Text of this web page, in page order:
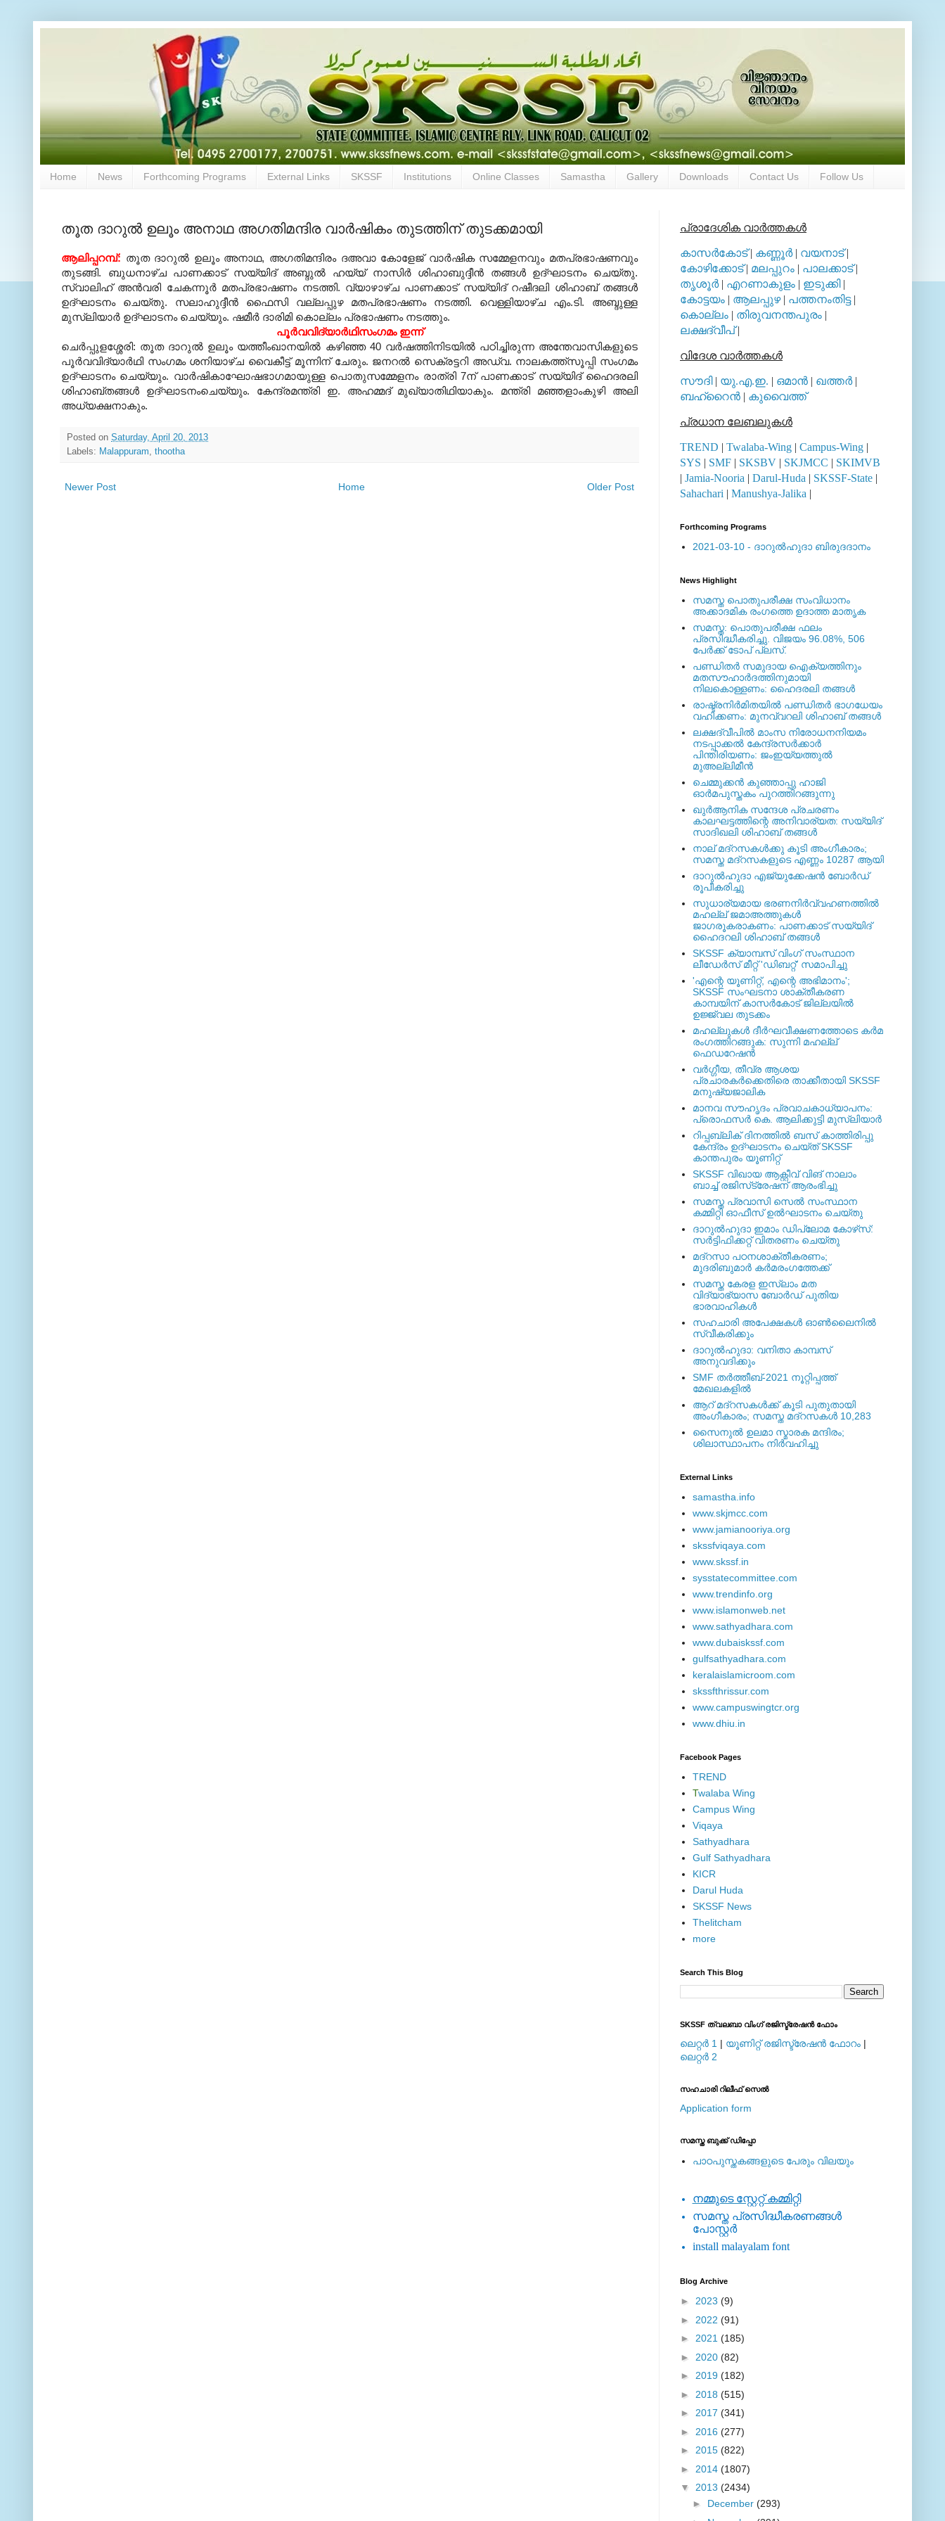
Home News Forthcoming Programs External Links SKSSF Institutions Online Classes Samastha Gallery Downloads Contact Us Follow Us
തൂത ദാറുല്‍ ഉലൂം അനാഥ അഗതിമന്ദിര വാര്‍ഷികം തുടത്തിന് തുടക്കമായി
ആലിപ്പറമ്പ്: തൂത ദാറുല്‍ ഉലൂം അനാഥ, അഗതിമന്ദിരം ദഅവാ കോളേജ് വാര്‍ഷിക സമ്മേളനവും മതപ്രഭാഷണവും
തുടങ്ങി. ബുധനാഴ്ച പാണക്കാട് സയ്യിദ് അബ്ദുല്‍ ഹയ്യ് നാസിര്‍ ശിഹാബുദ്ദീന്‍ തങ്ങള്‍ ഉദ്ഘാടനം ചെയ്തു.
സ്വാലിഹ് അന്‍വരി ചേകന്നൂര്‍ മതപ്രഭാഷണം നടത്തി. വ്യാഴാഴ്ച പാണക്കാട് സയ്യിദ് റഷീദലി ശിഹാബ് തങ്ങള്‍
ഉദ്ഘാടനം ചെയ്തു. സലാഹുദ്ദീന്‍ ഫൈസി വല്ലപ്പുഴ മതപ്രഭാഷണം നടത്തി. വെള്ളിയാഴ്ച എം.ടി. അബ്ദുള്ള
മുസ്‌ലിയാര്‍ ഉദ്ഘാടനം ചെയ്യും. ഷമീര്‍ ദാരിമി കൊല്ലം പ്രഭാഷണം നടത്തും.
പൂര്‍വവിദ്യാര്‍ഥിസംഗമം ഇന്ന്
ചെര്‍പ്പുളശ്ശേരി: തൂത ദാറുല്‍ ഉലൂം യത്തീംഖാനയില്‍ കഴിഞ്ഞ 40 വര്‍ഷത്തിനിടയില്‍ പഠിച്ചിരുന്ന അന്തേവാസികളുടെ
പൂര്‍വവിദ്യാര്‍ഥി സംഗമം ശനിയാഴ്ച വൈകീട്ട് മൂന്നിന് ചേരും. ജനറല്‍ സെക്രട്ടറി അഡ്വ. നാലകത്ത്‌സൂപ്പി സംഗമം
ഉദ്ഘാടനം ചെയ്യും. വാര്‍ഷികാഘോഷഭാഗമായുള്ള പൊതുസമ്മേളനം രാത്രി 7ന് പാണക്കാട് സയ്യിദ് ഹൈദരലി
ശിഹാബ്തങ്ങള്‍ ഉദ്ഘാടനംചെയ്യും. കേന്ദ്രമന്ത്രി ഇ. അഹമ്മദ് മുഖ്യാതിഥിയാകും. മന്ത്രി മഞ്ഞളാംകുഴി അലി
അധ്യക്ഷനാകും.
Posted on Saturday, April 20, 2013
Labels: Malappuram thootha
Newer Post Older Post
Home
പ്രാദേശിക വാര്‍ത്തകള്‍
കാസര്‍കോട്| കണ്ണൂര്‍| വയനാട്|
കോഴിക്കോട്| മലപ്പുറം | പാലക്കാട്|
തൃശൂര്‍| എറണാകുളം | ഇടുക്കി|
കോട്ടയം | ആലപ്പുഴ| പത്തനംതിട്ട|
കൊല്ലം | തിരുവനന്തപുരം |
ലക്ഷദ്വീപ്|
വിദേശ വാര്‍ത്തകള്‍
സൗദി| യു.എ.ഇ. | ഒമാന്‍ | ഖത്തര്‍|
ബഹ്റൈന്‍ | കുവൈത്ത്
പ്രധാന ലേബലുകള്‍
TREND | Twalaba-Wing | Campus-Wing |
SYS | SMF | SKSBV | SKJMCC | SKIMVB
| Jamia-Nooria | Darul-Huda | SKSSF-State |
Sahachari | Manushya-Jalika |
Forthcoming Programs
2021-03-10 - ദാറുല്‍ഹുദാ ബിരുദദാനം
News Highlight
സമസ്ത പൊതുപരീക്ഷ സംവിധാനം
അക്കാദമിക രംഗത്തെ ഉദാത്ത മാതൃക
സമസ്ത: പൊതുപരീക്ഷ ഫലം
പ്രസിദ്ധീകരിച്ചു. വിജയം 96.08%, 506
പേര്‍ക്ക് ടോപ് പ്ലസ്.
പണ്ഡിതര്‍ സമുദായ ഐക്യത്തിനും
മതസൗഹാര്‍ദത്തിനുമായി
നിലകൊള്ളണം: ഹൈദരലി തങ്ങള്‍
രാഷ്ട്രനിര്‍മിതയില്‍ പണ്ഡിതര്‍ ഭാഗധേയം
വഹിക്കണം: മുനവ്വറലി ശിഹാബ് തങ്ങള്‍
ലക്ഷദ്വീപില്‍ മാംസ നിരോധനനിയമം
നടപ്പാക്കല്‍ കേന്ദ്രസര്‍ക്കാര്‍
പിന്തിരിയണം: ജംഇയ്യത്തുല്‍
മുഅല്ലിമീന്‍
ചെമ്മുക്കന്‍ കുഞ്ഞാപ്പു ഹാജി
ഓര്‍മപുസ്തകം പുറത്തിറങ്ങുന്നു
ഖുര്‍ആനിക സന്ദേശ പ്രചരണം
കാലഘട്ടത്തിന്റെ അനിവാര്യത: സയ്യിദ്
സാദിഖലി ശിഹാബ് തങ്ങള്‍
നാല് മദ്‌റസകള്‍ക്കു കൂടി അംഗീകാരം;
സമസ്ത മദ്‌റസകളുടെ എണ്ണം 10287 ആയി
ദാറുല്‍ഹുദാ എജ്യുക്കേഷന്‍ ബോര്‍ഡ്
രൂപീകരിച്ചു
സുധാര്യമായ ഭരണനിര്‍വ്വഹണത്തില്‍
മഹല്ല് ജമാഅത്തുകള്‍
ജാഗരൂകരാകണം: പാണക്കാട് സയ്യിദ്
ഹൈദറലി ശിഹാബ് തങ്ങള്‍
SKSSF ക്യാമ്പസ് വിംഗ് സംസ്ഥാന
ലീഡേർസ് മീറ്റ് 'ഡിബറ്റ്' സമാപിച്ചു
'എന്റെ യൂണിറ്റ്, എന്റെ അഭിമാനം';
SKSSF സംഘടനാ ശാക്തീകരണ
കാമ്പയിന് കാസര്‍കോട് ജില്ലയില്‍
ഉജ്ജ്വല തുടക്കം
മഹല്ലുകള്‍ ദീര്‍ഘവീക്ഷണത്തോടെ കര്‍മ
രംഗത്തിറങ്ങുക: സുന്നി മഹല്ല്
ഫെഡറേഷന്‍
വര്‍ഗ്ഗീയ, തീവ്ര ആശയ
പ്രചാരകര്‍ക്കെതിരെ താക്കീതായി SKSSF
മനുഷ്യജാലിക
മാനവ സൗഹൃദം പ്രവാചകാധ്യാപനം:
പ്രൊഫസർ കെ. ആലിക്കുട്ടി മുസ്ലിയാർ
റിപ്പബ്ലിക് ദിനത്തില്‍ ബസ് കാത്തിരിപ്പു
കേന്ദ്രം ഉദ്ഘാടനം ചെയ്ത്‌ SKSSF
കാന്തപുരം യൂണിറ്റ്
SKSSF വിഖായ ആക്റ്റീവ് വിങ് നാലാം
ബാച്ച് രജിസ്‌ട്രേഷന് ആരംഭിച്ചു
സമസ്ത പ്രവാസി സെല്‍ സംസ്ഥാന
കമ്മിറ്റി ഓഫീസ് ഉല്‍ഘാടനം ചെയ്തു
ദാറുല്‍ഹുദാ ഇമാം ഡിപ്ലോമ കോഴ്‌സ്:
സര്‍ട്ടിഫിക്കറ്റ് വിതരണം ചെയ്തു
മദ്‌റസാ പഠനശാക്തീകരണം;
മുദരിബുമാര്‍ കര്‍മരംഗത്തേക്ക്
സമസ്ത കേരള ഇസ്ലാം മത
വിദ്യാഭ്യാസ ബോര്‍ഡ് പുതിയ
ഭാരവാഹികള്‍
സഹചാരി അപേക്ഷകൾ ഓൺലൈനിൽ
സ്വീകരിക്കും
ദാറുല്‍ഹുദാ: വനിതാ കാമ്പസ്
അനുവദിക്കും
SMF തര്‍ത്തീബ്-2021 നൂറ്റിപ്പത്ത്
മേഖലകളില്‍
ആറ് മദ്റസകള്‍ക്ക് കൂടി പുതുതായി
അംഗീകാരം; സമസ്ത മദ്റസകള്‍ 10,283
സൈനുല്‍ ഉലമാ സ്മാരക മന്ദിരം;
ശിലാസ്ഥാപനം നിര്‍വഹിച്ചു
External ‎Links
samastha.info
www.skjmcc.com
www.jamianooriya.org
skssfviqaya.com
www.skssf.in
sysstatecommittee.com
www.trendinfo.org
www.islamonweb.net
www.sathyadhara.com
www.dubaiskssf.com
gulfsathyadhara.com
keralaislamicroom.com
skssfthrissur.com
www.campuswingtcr.org
www.dhiu.in
Facebook Pages
TREND
Twalaba Wing
Campus Wing
Viqaya
Sathyadhara
Gulf Sathyadhara
KICR
Darul Huda
SKSSF News
Thelitcham
more
Search This Blog
SKSSF ത്വലബാ വിംഗ് രജിസ്ട്രേഷന്‍ ഫോം
ലെറ്റര്‍ 1 | യൂണിറ്റ് രജിസ്ട്രേഷന്‍ ഫോറം |
ലെറ്റര്‍ 2
സഹചാരി റിലീഫ് സെല്‍
Application form
സമസ്ത ബുക്ക് ഡിപ്പോ
പാഠപുസ്തകങ്ങളുടെ പേരും വിലയും
നമ്മുടെ സ്റ്റേറ്റ് കമ്മിറ്റി
സമസ്ത പ്രസിദ്ധീകരണങ്ങള്‍
പോസ്റ്റര്‍
install malayalam font
Blog Archive
► 2023 (9)
► 2022 (91)
► 2021 (185)
► 2020 (82)
► 2019 (182)
► 2018 (515)
► 2017 (341)
► 2016 (277)
► 2015 (822)
► 2014 (1807)
▼ 2013 (2434)
► December (293)